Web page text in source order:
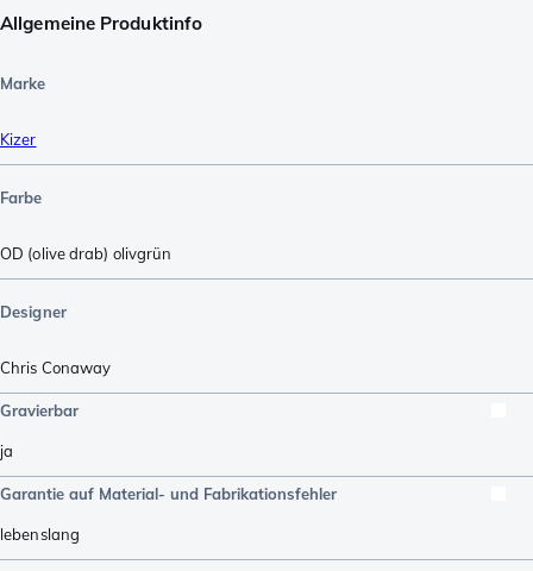
Allgemeine Produktinfo
Marke
Kizer
Farbe
OD (olive drab) olivgrün
Designer
Chris Conaway
Gravierbar
ja
Garantie auf Material- und Fabrikationsfehler
lebenslang